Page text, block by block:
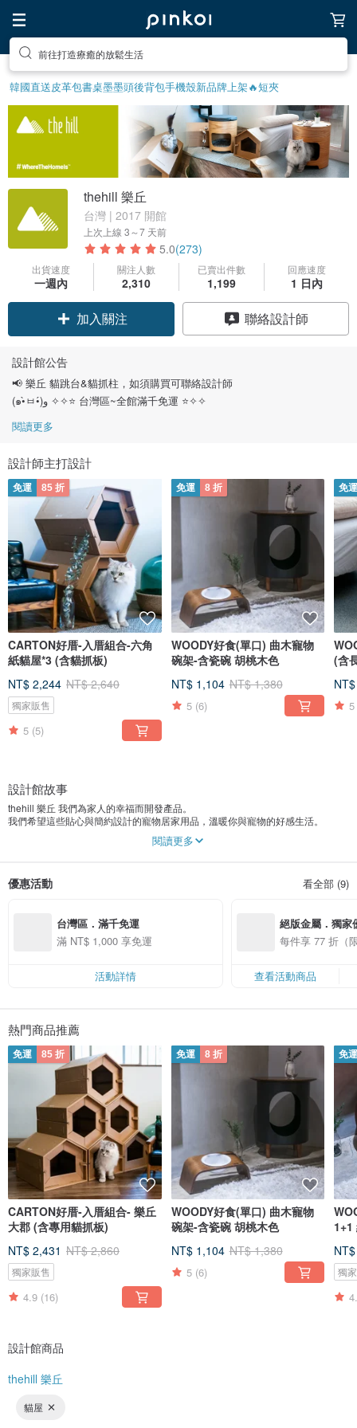
前往打造療癒的放鬆生活
韓國直送皮革包書桌墨墨頭後背包手機殼新品牌上架🔥短夾
thehill 樂丘
台灣 | 2017 開館
上次上線 3～7 天前
5.0(273)
出貨速度
一週內
關注人數
2,310
已賣出件數
1,199
回應速度
1 日內
加入關注 聯絡設計師
設計館公告
📢 樂丘 貓跳台&貓抓柱，如須購買可聯絡設計師
(๑•̀ㅂ•́)و ✧✧⭐ 台灣區~全館滿千免運 ⭐✧✧
閱讀更多
設計師主打設計
免運 85 折
CARTON好厝-入厝組合-六角
紙貓屋*3 (含貓抓板)
NT$ 2,244 NT$ 2,640
獨家販售
5 (5)
免運 8 折
WOODY好食(單口) 曲木寵物
碗架-含瓷碗 胡桃木色
NT$ 1,104 NT$ 1,380
5 (6)
免
(含
5
設計館故事
thehill 樂丘 我們為家人的幸福而開發產品。
我們希望這些貼心與簡約設計的寵物居家用品，溫暖你與寵物的好感生活。
Where The Home Is，家之所在。這是我們探索產品設計的核心哲學。
讓家回到寧靜恬適的本質。
閱讀更多
優惠活動 看全部 (9)
台灣區．滿千免運
滿 NT$ 1,000 享免運
活動詳情
絕版金屬．獨家
每件享 77 折（
查看活動商品
熱門商品推薦
免運 85 折
CARTON好厝-入厝組合- 樂丘
大郡 (含專用貓抓板)
NT$ 2,431 NT$ 2,860
獨家販售
4.9 (16)
免運 8 折
WOODY好食(單口) 曲木寵物
碗架-含瓷碗 胡桃木色
NT$ 1,104 NT$ 1,380
5 (6)
免
1+1
獨
設計館商品
thehill 樂丘
貓屋